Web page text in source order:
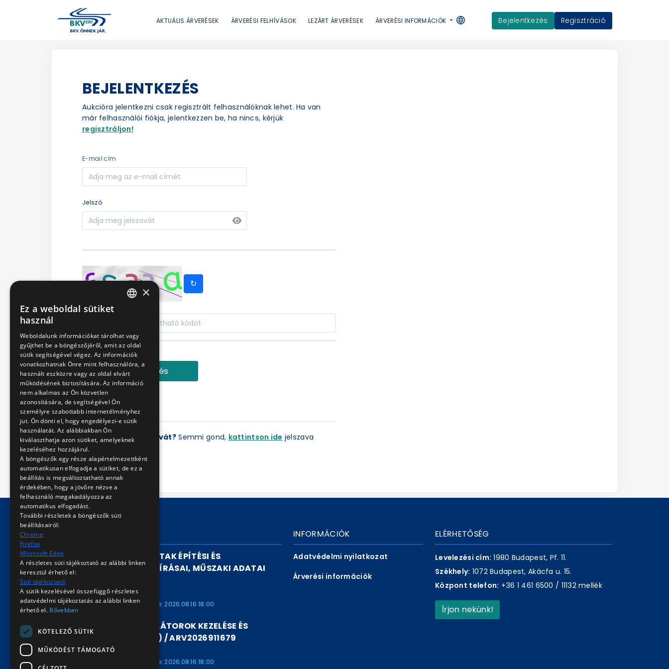
AKTUÁLIS ÁRVERÉSEK ÁRVERÉSI FELHÍVÁSOK LEZÁRT ÁRVERÉSEK ÁRVERÉSI INFORMÁCIÓK Bejelentkezés Regisztráció
BEJELENTKEZÉS
Aukcióra jelentkezni csak regisztrált felhasználóknak lehet. Ha van
már felhasználói fiókja, jelentkezzen be, ha nincs, kérjük
regisztráljon!
e-mail cím
jelszó
↻
Bejelentkezés
Elfelejtette a jelszavát? Semmi gond, kattintson ide jelszava
helyreállításához.
ELŐVÁROSI GYORSVASUTAK ÉPÍTÉSI ÉS
PÁLYAFENNTARTÁSI ELŐÍRÁSAI, MŰSZAKI ADATAI
(1978) / ARV2026911680
ARV2026911680
Kezdete: 2026.08.07 16:00
Vége: 2026.08.16 18:00
LÉDER JÓZSEF: AKKUMULÁTOROK KEZELÉSE ÉS
KARBANTARTÁSA (1968) / ARV2026911679
ARV2026911679
Vége: 2026.08.16 18:00
INFORMÁCIÓK
Adatvédelmi nyilatkozat
Árverési információk
ELÉRHETŐSÉG
Levelezési cím: 1980 Budapest, Pf. 11.
Székhely: 1072 Budapest, Akácfa u. 15.
Központ telefon: +36 1 461 6500 / 11132 mellék
Írjon nekünk!
×
Ez a weboldal sütiket
használ
Weboldalunk információkat tárolhat vagy
gyűjthet be a böngészőjéről, amit az oldal
sütik segítségével végez. Az információk
vonatkozhatnak Önre mint felhasználóra, a
használt eszközre vagy az oldal elvárt
működésének biztosítására. Az információ
nem alkalmas az Ön közvetlen
azonosítására, de segítségével Ön
személyre szabottabb internetélményhez
jut. Ön dönti el, hogy engedélyezi-e sütik
használatát. Az alábbiakban Ön
kiválaszthatja azon sütiket, amelyeknek
kezeléséhez hozzájárul.
A böngészők egy része alapértelmezettként
automatikusan elfogadja a sütiket, de ez a
beállítás is megváltoztatható annak
érdekében, hogy a jövőre nézve a
felhasználó megakadályozza az
automatikus elfogadást.
További részletek a böngészők süti
beállításairól:
Chrome
Firefox
Microsoft Edge
A részletes süti tájékoztató az alábbi linken
keresztül érhető el:
Süti tájékoztató
A sütik kezelésével összefüggő részletes
adatvédelmi tájékoztatás az alábbi linken
érhető el. Bővebben
KÖTELEZŐ SÜTIK
MŰKÖDÉST TÁMOGATÓ